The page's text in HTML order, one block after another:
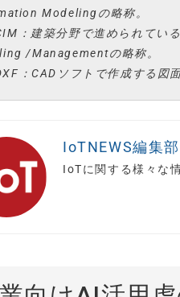
Modelingの略称。
：建築分野で進められてい
/Managementの略称。
：CADソフトで作成する図
IoTNEWS編集部
IoTに関する様々な